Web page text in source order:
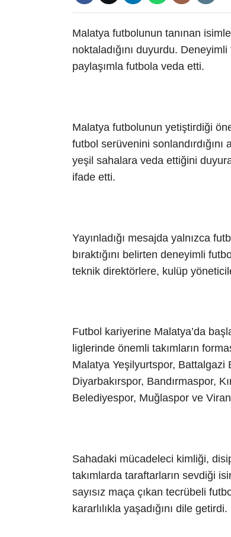
Malatya futbolunun tanınan
noktaladığını duyurdu.
paylaşımla futbola veda etti.
Malatya futbolunun yetiştirdiği
futbol serüvenini sonlandırdığını
yeşil sahalara veda ettiğini
ifade etti.
Yayınladığı mesajda yalnızca
bıraktığını belirten deneyimli
teknik direktörlere, kulüp
Futbol kariyerine Malatya’da
liglerinde önemli takımların
Malatya Yeşilyurtspor, Battalgazi
Diyarbakırspor, Bandırmaspor,
Belediyespor, Muğlaspor ve
Sahadaki mücadeleci kimliği,
takımlarda taraftarların sevdiği
sayısız maça çıkan tecrübeli
kararlılıkla yaşadığını dile getirdi.